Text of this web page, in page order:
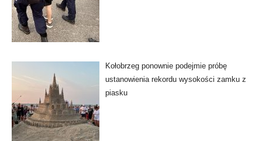
Kołobrzeg ponownie podejmie próbę
ustanowienia rekordu wysokości zamku z
piasku